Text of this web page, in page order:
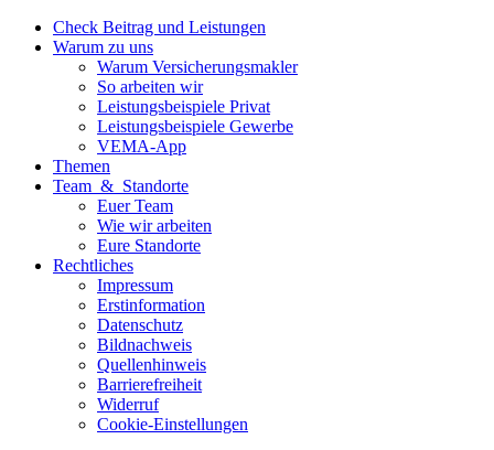
Check Beitrag und Leistungen
Warum zu uns
Warum Versicherungsmakler
So arbeiten wir
Leistungsbeispiele Privat
Leistungsbeispiele Gewerbe
VEMA-App
Themen
Team & Standorte
Euer Team
Wie wir arbeiten
Eure Standorte
Rechtliches
Impressum
Erstinformation
Datenschutz
Bildnachweis
Quellenhinweis
Barrierefreiheit
Widerruf
Cookie-Einstellungen